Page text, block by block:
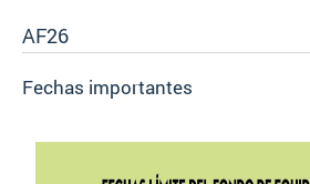
AF26
Fechas importantes